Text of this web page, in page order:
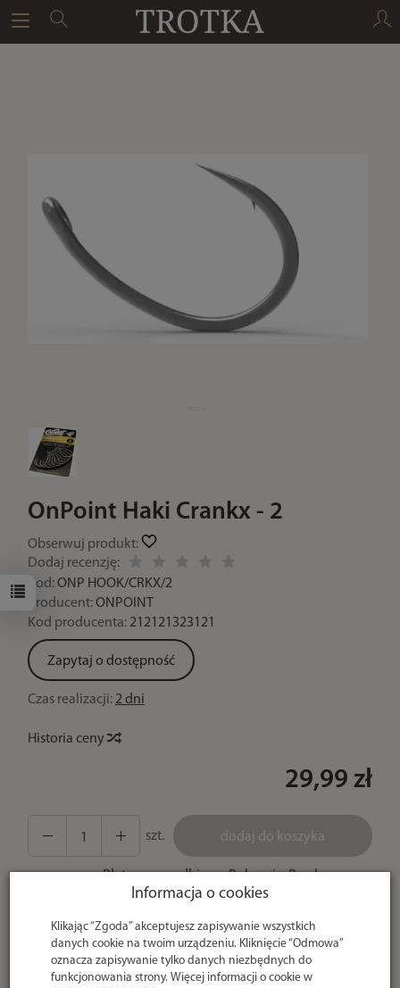
OnPoint Haki Crankx - 2
Obserwuj produkt:
Dodaj recenzję:
Kod:ONP HOOK/CRKX/2
Producent:ONPOINT
Kod producenta:212121323121
Zapytaj o dostępność
Czas realizacji:2 dni
Historia ceny
29,99 zł
szt. dodaj do koszyka
Płatne przy odbiorze Pobranie, Przelew
tradycyjny, Przelewy24, eRaty 0% - Santander
Szybki Przelew Paynow, Płatności Ratalne i
odroczone, Bramka Kredytowa, Płatność Hurt
- po potwierdzeniu
Informacja o cookies
Klikając “Zgoda” akceptujesz zapisywanie wszystkich
danych cookie na twoim urządzeniu. Kliknięcie “Odmowa”
oznacza zapisywanie tylko danych niezbędnych do
funkcjonowania strony. Więcej informacji o cookie w